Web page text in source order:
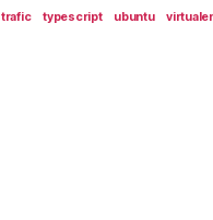
trafic typescript ubuntu